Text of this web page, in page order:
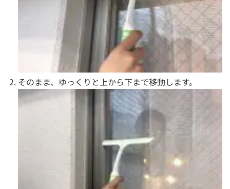
そのまま、ゆっくりと上から下まで移動します。